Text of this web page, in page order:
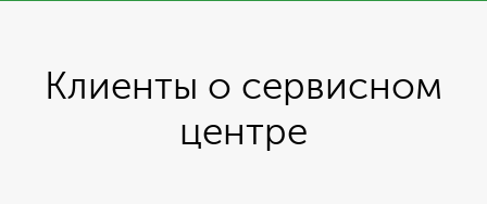
Клиенты о сервисном
центре